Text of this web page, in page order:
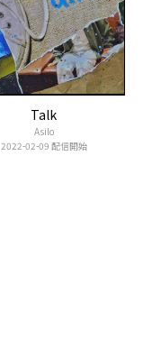
Talk
Asilo
2022-02-09 配信開始